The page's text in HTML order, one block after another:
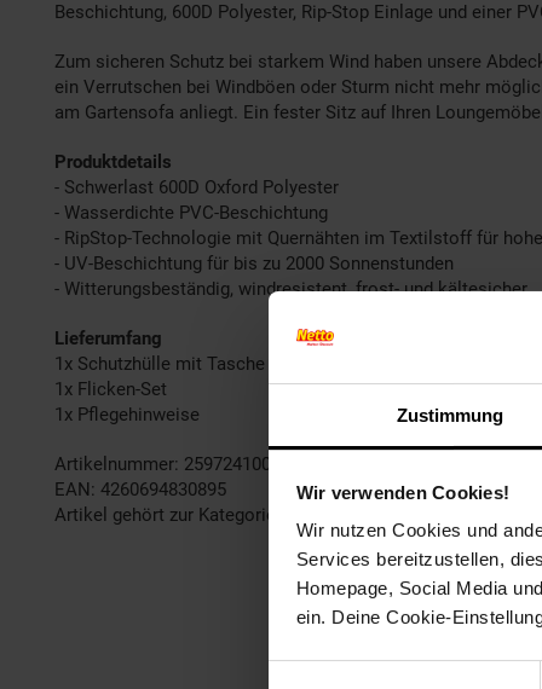
Zustimmung
Wir verwenden Cookies!
Wir nutzen Cookies und
Services bereitzustellen,
Homepage, Social Media
ein. Deine Cookie-
Beschichtung, 600D Polyester, Rip-Stop Einlage und einer
Zum sicheren Schutz bei starkem Wind haben unsere
ein Verrutschen bei Windböen oder Sturm nicht mehr
am Gartensofa anliegt. Ein fester Sitz auf Ihren
Produktdetails
- Schwerlast 600D Oxford Polyester
- Wasserdichte PVC-Beschichtung
- RipStop-Technologie mit Quernähten im Textilstoff für
- UV-Beschichtung für bis zu 2000 Sonnenstunden
- Witterungsbeständig, windresistent, frost- und kältesicher
Lieferumfang
1x Schutzhülle mit Tasche
1x Flicken-Set
1x Pflegehinweise
Artikelnummer: 2597241003
EAN: 4260694830895
Artikel gehört zur Kategorie: